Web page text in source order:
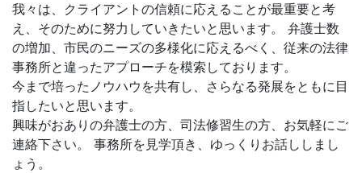
我々は、クライアントの信頼に応えることが最重要と考
え、そのために努力していきたいと思います。 弁護士数
の増加、市民のニーズの多様化に応えるべく、従来の法律
事務所と違ったアプローチを模索しております。
今まで培ったノウハウを共有し、さらなる発展をともに目
指したいと思います。
興味がおありの弁護士の方、司法修習生の方、お気軽にご
連絡下さい。 事務所を見学頂き、ゆっくりお話ししまし
ょう。